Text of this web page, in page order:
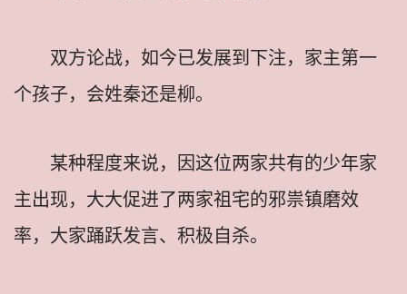
双方论战，如今已发展到下注，家主第一
个孩子，会姓秦还是柳。
某种程度来说，因这位两家共有的少年家
主出现，大大促进了两家祖宅的邪祟镇磨效
率，大家踊跃发言、积极自杀。